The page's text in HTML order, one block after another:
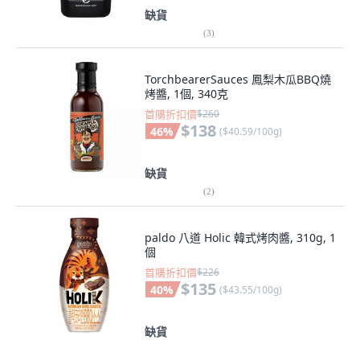
缺貨
(3)
TorchbearerSauces 鳳梨木瓜BBQ燒
烤醬, 1個, 340克
首購折扣價$260
46% $138 ($40.59/100g)
缺貨
(2)
paldo 八道 Holic 韓式烤肉醬, 310g, 1
個
首購折扣價$226
40% $135 ($43.55/100g)
缺貨